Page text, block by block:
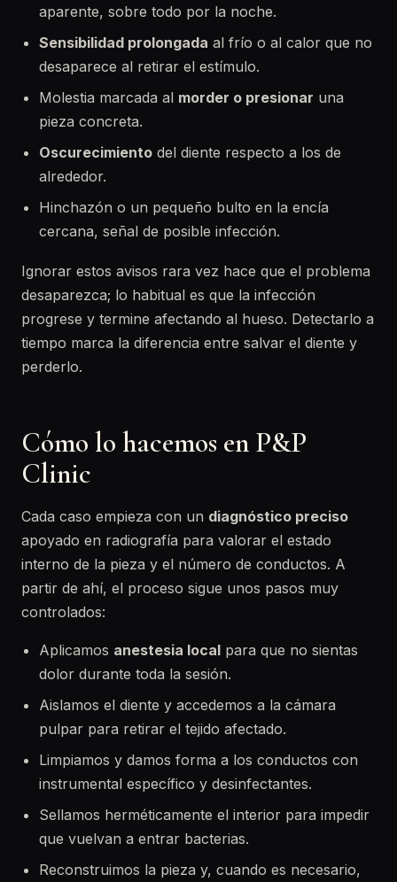
aparente, sobre todo por la noche.
Sensibilidad prolongada al frío o al calor que no
desaparece al retirar el estímulo.
Molestia marcada al morder o presionar una
pieza concreta.
Oscurecimiento del diente respecto a los de
alrededor.
Hinchazón o un pequeño bulto en la encía
cercana, señal de posible infección.
Ignorar estos avisos rara vez hace que el problema
desaparezca; lo habitual es que la infección
progrese y termine afectando al hueso. Detectarlo a
tiempo marca la diferencia entre salvar el diente y
perderlo.
Cómo lo hacemos en P&P
Clinic
Cada caso empieza con un diagnóstico preciso
apoyado en radiografía para valorar el estado
interno de la pieza y el número de conductos. A
partir de ahí, el proceso sigue unos pasos muy
controlados:
Aplicamos anestesia local para que no sientas
dolor durante toda la sesión.
Aislamos el diente y accedemos a la cámara
pulpar para retirar el tejido afectado.
Limpiamos y damos forma a los conductos con
instrumental específico y desinfectantes.
Sellamos herméticamente el interior para impedir
que vuelvan a entrar bacterias.
Reconstruimos la pieza y, cuando es necesario,